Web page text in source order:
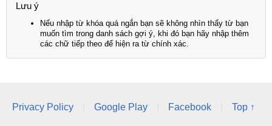
Lưu ý
Nếu nhập từ khóa quá ngắn bạn sẽ không nhìn thấy từ bạn
muốn tìm trong danh sách gợi ý, khi đó bạn hãy nhập thêm
các chữ tiếp theo để hiện ra từ chính xác.
Privacy Policy Google Play Facebook Top ↑